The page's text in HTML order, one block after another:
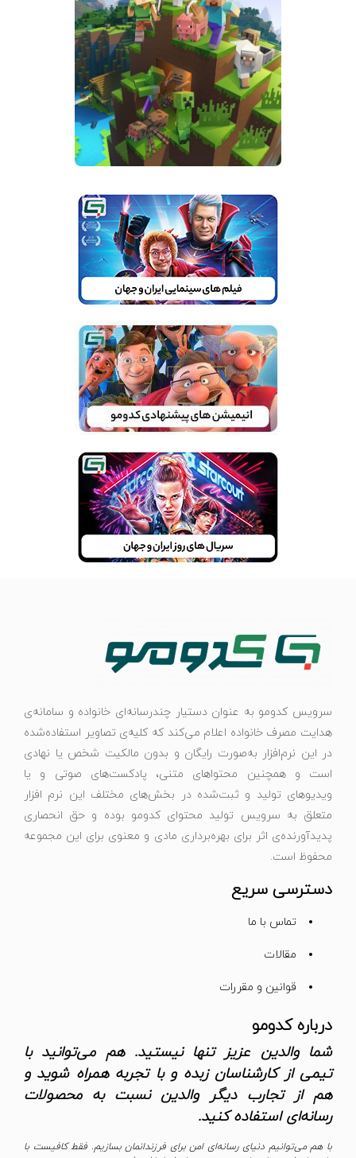
سرویس کدومو به عنوان دستیار چندرسانه‌ای خانواده و سامانه‌ی
هدایت مصرف خانواده اعلام می‌کند که کلیه‌ی تصاویر استفاده‌شده
در این نرم‌افزار به‌صورت رایگان و بدون مالکیت شخص یا نهادی
است و همچنین محتواهای متنی، پادکست‌های صوتی و یا
ویدیوهای تولید و ثبت‌شده در بخش‌های مختلف این نرم افزار
متعلق به سرویس تولید محتوای کدومو بوده و حق انحصاری
پدیدآورنده‌ی اثر برای بهره‌برداری مادی و معنوی برای این مجموعه
محفوظ است.
دسترسی سریع
تماس با ما
مقالات
قوانین و مقررات
درباره کدومو
شما والدین عزیز تنها نیستید. هم می‌توانید با
تیمی از کارشناسان زبده و با تجربه همراه شوید و
هم از تجارب دیگر والدین نسبت به محصولات
رسانه‌ای استفاده کنید.
با هم می‌توانیم دنیای رسانه‌ای امن برای فرزندانمان بسازیم. فقط کافیست با